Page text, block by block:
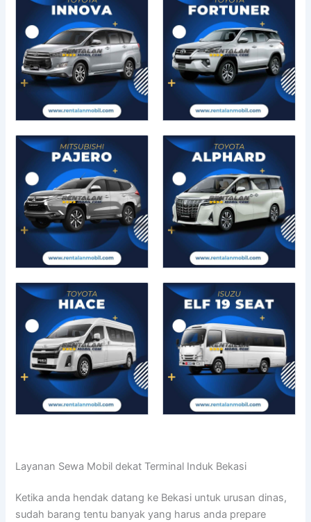
Layanan Sewa Mobil dekat Terminal Induk Bekasi
Ketika anda hendak datang ke Bekasi untuk urusan dinas,
sudah barang tentu banyak yang harus anda prepare